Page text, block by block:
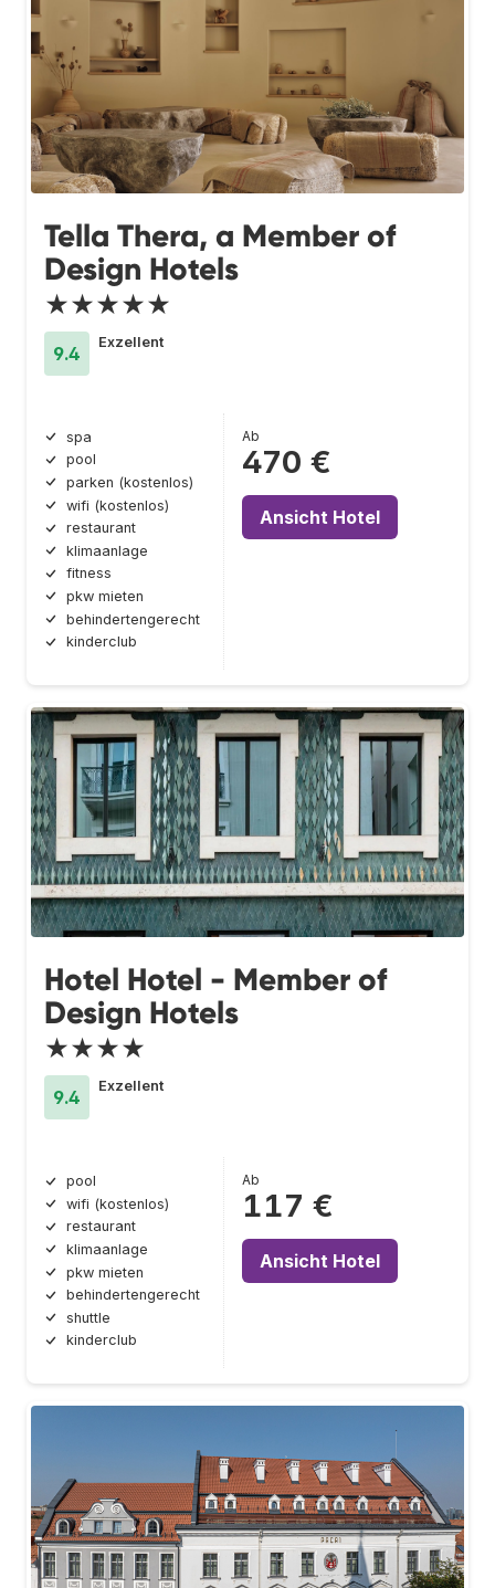
Tella Thera, a Member of
Design Hotels
★★★★★
9.4
Exzellent
spa
pool
parken (kostenlos)
wifi (kostenlos)
restaurant
klimaanlage
fitness
pkw mieten
behindertengerecht
kinderclub
Ab
470 €
Ansicht Hotel
Hotel Hotel - Member of
Design Hotels
★★★★
9.4
Exzellent
pool
wifi (kostenlos)
restaurant
klimaanlage
pkw mieten
behindertengerecht
shuttle
kinderclub
Ab
117 €
Ansicht Hotel